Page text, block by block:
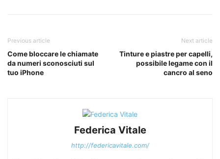
Previous article
Come bloccare le chiamate
da numeri sconosciuti sul
tuo iPhone
Next article
Tinture e piastre per capelli,
possibile legame con il
cancro al seno
Federica Vitale
http://federicavitale.com/